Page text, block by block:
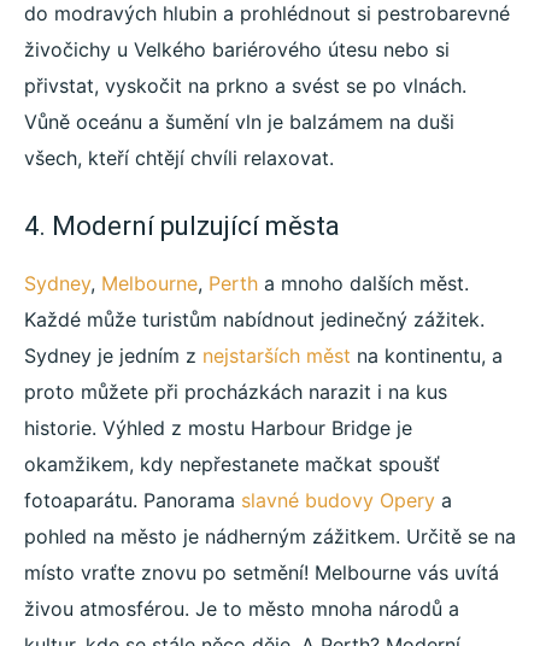
do modravých hlubin a prohlédnout si pestrobarevné
živočichy u Velkého bariérového útesu nebo si
přivstat, vyskočit na prkno a svést se po vlnách.
Vůně oceánu a šumění vln je balzámem na duši
všech, kteří chtějí chvíli relaxovat.
4. Moderní pulzující města
Sydney, Melbourne, Perth a mnoho dalších měst.
Každé může turistům nabídnout jedinečný zážitek.
Sydney je jedním z nejstarších měst na kontinentu, a
proto můžete při procházkách narazit i na kus
historie. Výhled z mostu Harbour Bridge je
okamžikem, kdy nepřestanete mačkat spoušť
fotoaparátu. Panorama slavné budovy Opery a
pohled na město je nádherným zážitkem. Určitě se na
místo vraťte znovu po setmění! Melbourne vás uvítá
živou atmosférou. Je to město mnoha národů a